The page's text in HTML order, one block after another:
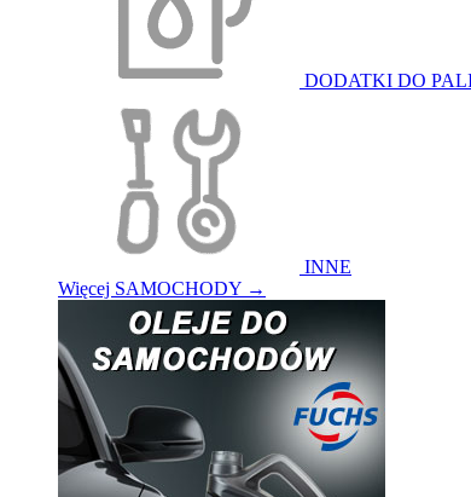
DODATKI DO
INNE
Więcej SAMOCHODY →